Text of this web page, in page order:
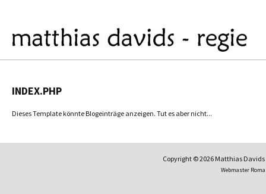
INDEX.PHP
Dieses Template könnte Blogeinträge anzeigen. Tut es aber nicht...
Copyright © 2026 Matthias
Webmaster